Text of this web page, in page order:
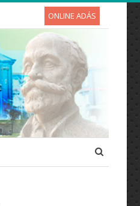
ONLINE ADÁS